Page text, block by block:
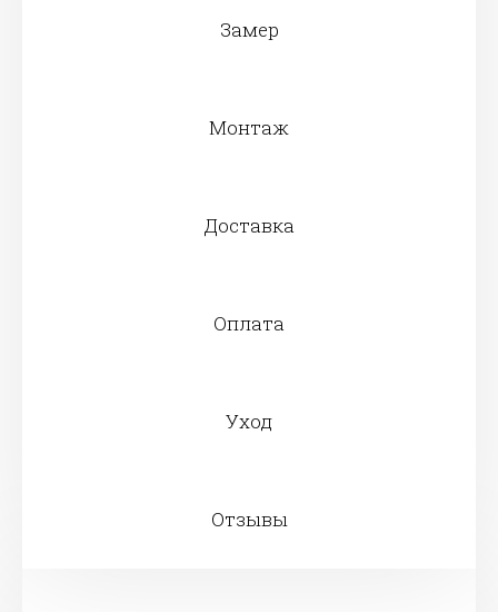
Замер
Монтаж
Доставка
Оплата
Уход
Отзывы